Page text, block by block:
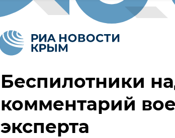
Беспилотники
комментарий
эксперта